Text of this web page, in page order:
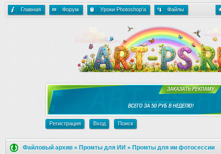
Главная Форум Уроки Photoshop'a Файлы
Регистрация Вход Поиск
Файловый архив » Промты для ИИ » Промты для ии фотосессии